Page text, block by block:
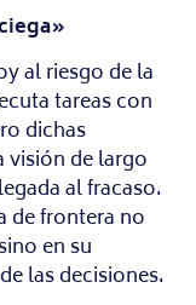
al riesgo de la
tareas con
dichas
visión de largo
al fracaso.
de frontera no
en su
las decisiones.